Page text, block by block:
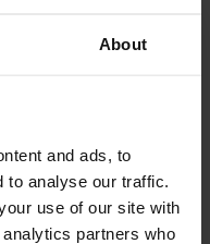
About
and ads, to
to analyse our traffic.
use of our site with
partners who